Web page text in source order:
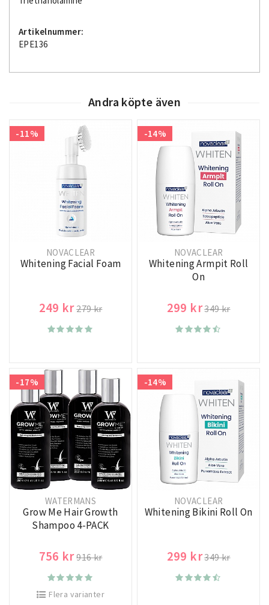
Artikelnummer:
EPE136
Andra köpte även
-11%
NOVACLEAR
Whitening Facial Foam
249 kr279 kr
-14%
NOVACLEAR
Whitening Armpit Roll
On
299 kr349 kr
-17%
WATERMANS
Grow Me Hair Growth
Shampoo 4-PACK
756 kr916 kr
Flera varianter
-14%
NOVACLEAR
Whitening Bikini Roll On
299 kr349 kr